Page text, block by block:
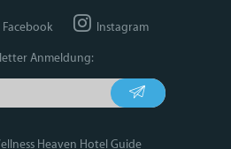
Facebook Instagram
Anmeldung:
Heaven Hotel Guide